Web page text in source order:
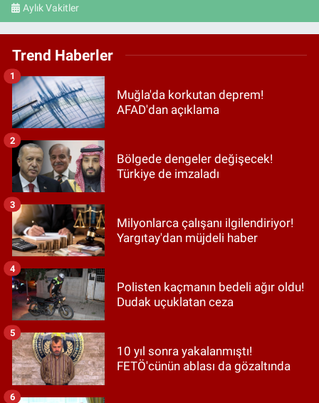
Aylık Vakitler
Trend Haberler
Muğla'da korkutan deprem!
AFAD'dan açıklama
1
Bölgede dengeler değişecek!
Türkiye de imzaladı
2
Milyonlarca çalışanı ilgilendiriyor!
Yargıtay'dan müjdeli haber
3
Polisten kaçmanın bedeli ağır oldu!
Dudak uçuklatan ceza
4
10 yıl sonra yakalanmıştı!
FETÖ'cünün ablası da gözaltında
5
6